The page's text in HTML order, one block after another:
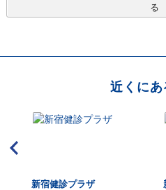
る
近くにあ
新宿健診プラザ